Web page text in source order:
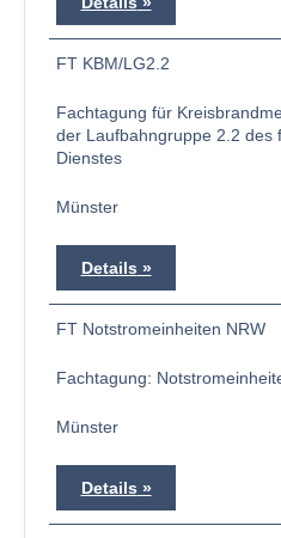
FT KBM/LG2.2
Fachtagung für
der Laufbahngruppe 2.2 des
Dienstes
Münster
Details
FT Notstromeinheiten NRW
Fachtagung:
Münster
Details